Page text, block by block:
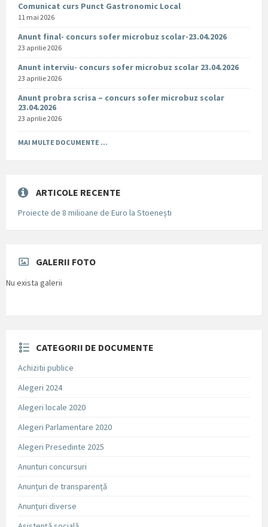
Comunicat curs Punct Gastronomic Local
11 mai 2026
Anunt final- concurs sofer microbuz scolar-23.04.2026
23 aprilie 2026
Anunt interviu- concurs sofer microbuz scolar 23.04.2026
23 aprilie 2026
Anunt probra scrisa – concurs sofer microbuz scolar
23.04.2026
23 aprilie 2026
MAI MULTE DOCUMENTE ...
ARTICOLE RECENTE
Proiecte de 8 milioane de Euro la Stoenești
GALERII FOTO
Nu exista galerii
CATEGORII DE DOCUMENTE
Achizitii publice
Alegeri 2024
Alegeri locale 2020
Alegeri Parlamentare 2020
Alegeri Presedinte 2025
Anunturi concursuri
Anunțuri de transparență
Anunțuri diverse